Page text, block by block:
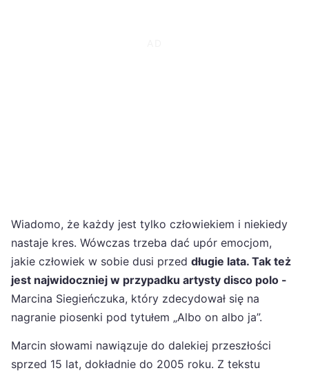
Wiadomo, że każdy jest tylko człowiekiem i niekiedy
nastaje kres. Wówczas trzeba dać upór emocjom,
jakie człowiek w sobie dusi przed długie lata. Tak też
jest najwidoczniej w przypadku artysty disco polo -
Marcina Siegieńczuka, który zdecydował się na
nagranie piosenki pod tytułem „Albo on albo ja”.
Marcin słowami nawiązuje do dalekiej przeszłości
sprzed 15 lat, dokładnie do 2005 roku. Z tekstu